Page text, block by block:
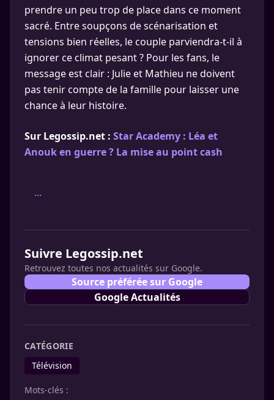
prendre un peu trop de place dans ce moment
sacré. Entre soupçons de scénarisation et
tensions bien réelles, le couple parviendra-t-il à
ignorer ce climat pesant ? Pour les fans, le
message est clair : Julie et Mathieu ne doivent
pas tenir compte de la famille pour laisser une
chance à leur histoire.
Sur Legossip.net : Star Academy : Léa et
Anouk en guerre ? La mise au point cash
...
Suivre Legossip.net
Retrouvez toutes nos actualités sur Google.
Source préférée sur Google
Google Actualités
CATÉGORIE
Télévision
Mots-clés :